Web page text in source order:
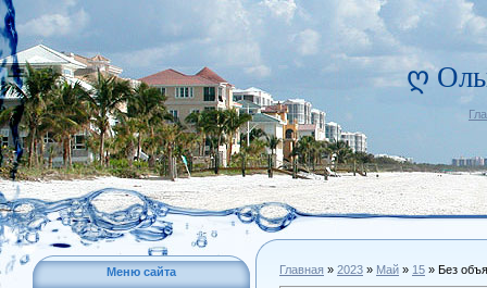
ღ
Меню сайта Главная » 2023 » Май » 15 » Без